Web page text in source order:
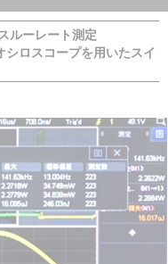
ルーレート測定
ロスコープを用いたスイ